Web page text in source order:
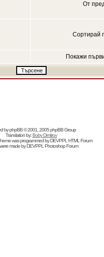
От
Сортирай
Покажи
byphpBB© 2001, 2005 phpBB Group
Translation by:Boby Dimitrov
was programmed byDEVPPL HTML Forum
made byDEVPPL Photoshop Forum